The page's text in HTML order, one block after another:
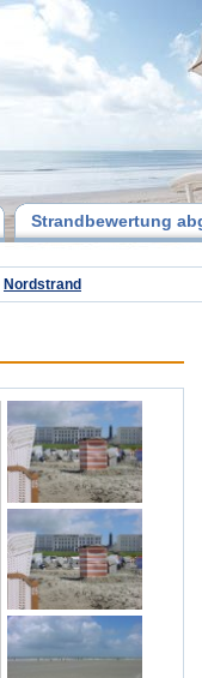
Strandbewertung
Nordstrand